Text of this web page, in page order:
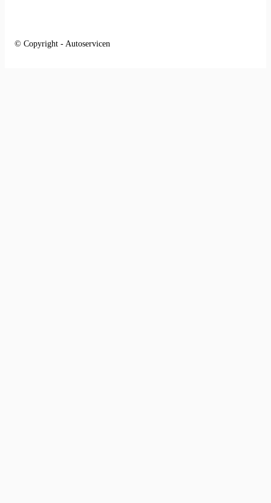
© Copyright - Autoservicen